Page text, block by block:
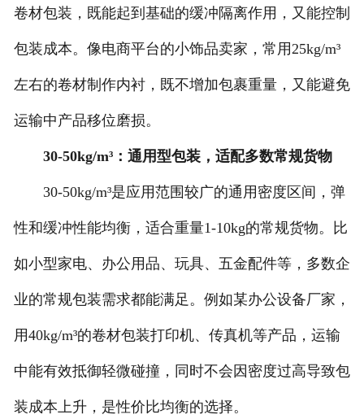
卷材包装，既能起到基础的缓冲隔离作用，又能控制
包装成本。像电商平台的小饰品卖家，常用25kg/m³
左右的卷材制作内衬，既不增加包裹重量，又能避免
运输中产品移位磨损。
30-50kg/m³：通用型包装，适配多数常规货物
30-50kg/m³是应用范围较广的通用密度区间，弹
性和缓冲性能均衡，适合重量1-10kg的常规货物。比
如小型家电、办公用品、玩具、五金配件等，多数企
业的常规包装需求都能满足。例如某办公设备厂家，
用40kg/m³的卷材包装打印机、传真机等产品，运输
中能有效抵御轻微碰撞，同时不会因密度过高导致包
装成本上升，是性价比均衡的选择。